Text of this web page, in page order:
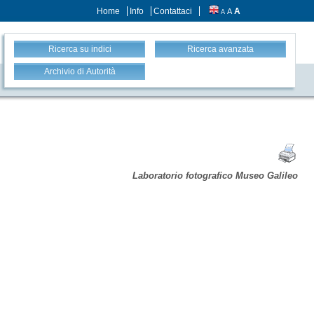
Home Info Contattaci A A A
Ricerca su indici Ricerca avanzata
Archivio di Autorità